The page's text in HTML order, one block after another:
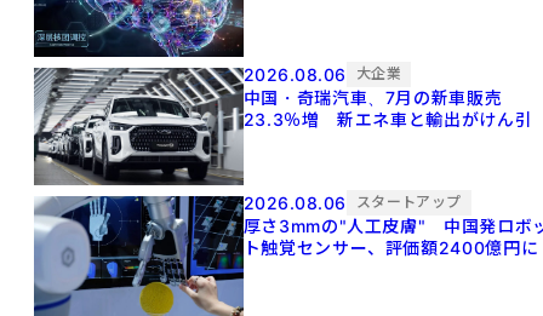
2026.08.06 大企業
中国・奇瑞汽車、7月の新車販売
23.3％増 新エネ車と輸出がけん引
2026.08.06 スタートアップ
厚さ3mmの"人工皮膚" 中国発ロボ
ト触覚センサー、評価額2400億円に